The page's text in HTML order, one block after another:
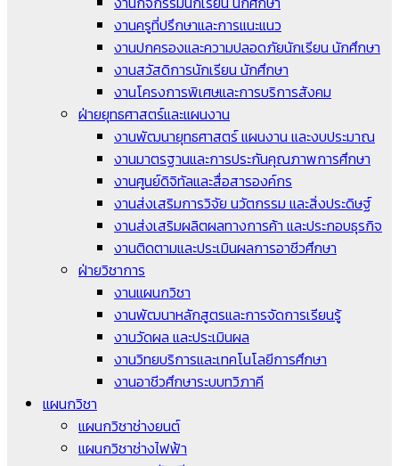
งานครูที่ปรึกษาและการแนะแนว
งานปกครองและความปลอดภัยนักเรียน นักศึกษา
งานสวัสดิการนักเรียน นักศึกษา
งานโครงการพิเศษและการบริการสังคม
ฝ่ายยุทธศาสตร์และแผนงาน
งานพัฒนายุทธศาสตร์ แผนงาน และงบประมาณ
งานมาตรฐานและการประกันคุณภาพการศึกษา
งานศูนย์ดิจิทัลและสื่อสารองค์กร
งานส่งเสริมการวิจัย นวัตกรรม และสิ่งประดิษฐ์
งานส่งเสริมผลิตผลทางการค้า และประกอบธุรกิจ
งานติดตามและประเมินผลการอาชีวศึกษา
ฝ่ายวิชาการ
งานแผนกวิชา
งานพัฒนาหลักสูตรและการจัดการเรียนรู้
งานวัดผล และประเมินผล
งานวิทยบริการและเทคโนโลยีการศึกษา
งานอาชีวศึกษาระบบทวิภาคี
แผนกวิชา
แผนกวิชาช่างยนต์
แผนกวิชาช่างไฟฟ้า